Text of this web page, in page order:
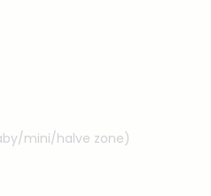
mini/halve zone)